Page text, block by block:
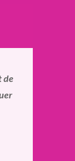
de